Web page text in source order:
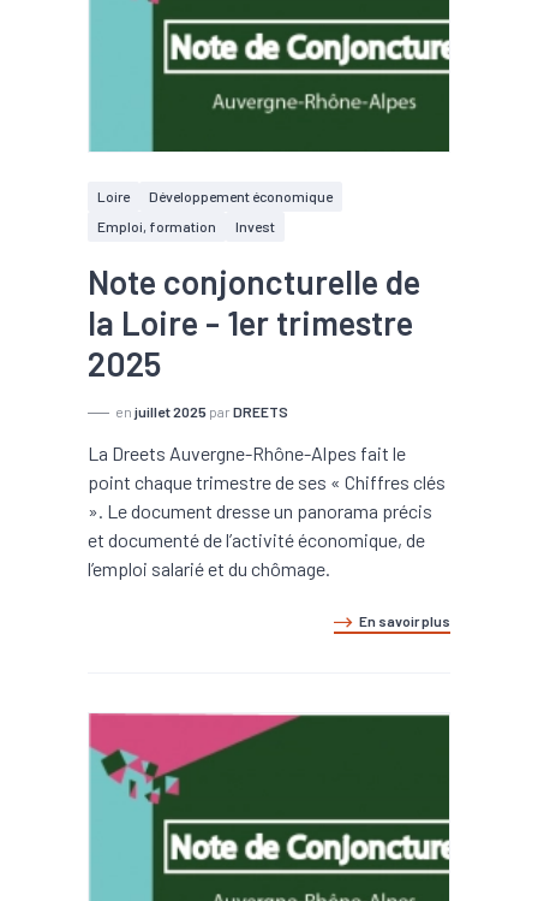
Loire
Développement économique
Emploi, formation
Invest
Note conjoncturelle de
la Loire - 1er trimestre
2025
en juillet 2025 par DREETS
La Dreets Auvergne-Rhône-Alpes fait le
point chaque trimestre de ses « Chiffres clés
». Le document dresse un panorama précis
et documenté de l’activité économique, de
l’emploi salarié et du chômage.
En savoir plus